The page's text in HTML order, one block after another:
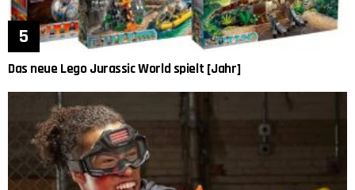
Das neue Lego Jurassic World spielt [Jahr]